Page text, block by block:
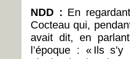
NDD : En regardant
Cocteau qui,
avait dit, en
l’époque : « Ils